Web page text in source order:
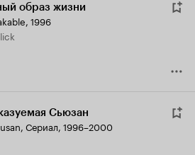
образ жизни
, 1996
Сьюзан
, Сериал, 1996–2000